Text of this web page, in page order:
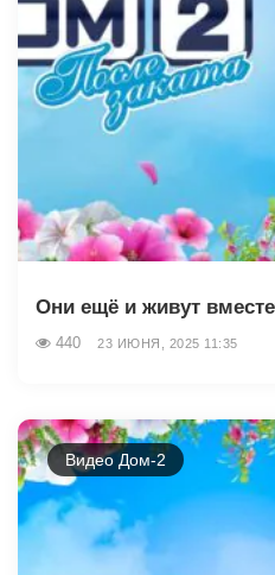
Они ещё и живут
440 23 ИЮНЯ, 2025 11:35
Видео Дом-2